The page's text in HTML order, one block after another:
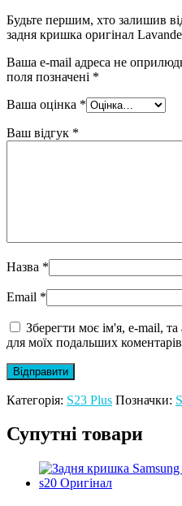
Будьте першим, хто залишив
задня кришка оригінал
Ваша e-mail адреса не
поля позначені *
Ваша оцінка *
Ваш відгук *
Назва *
Email *
Зберегти моє ім'я, e-mail, та
для моїх подальших
Категорія: S23 Plus Позначки:
Супутні товари